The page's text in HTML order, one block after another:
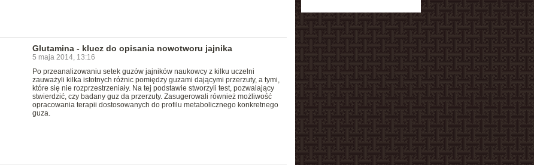
Glutamina - klucz do opisania nowotworu jajnika
5 maja 2014, 13:16
Po przeanalizowaniu setek guzów jajników naukowcy z kilku uczelni
zauważyli kilka istotnych różnic pomiędzy guzami dającymi przerzuty, a tymi,
które się nie rozprzestrzeniały. Na tej podstawie stworzyli test, pozwalający
stwierdzić, czy badany guz da przerzuty. Zasugerowali również możliwość
opracowania terapii dostosowanych do profilu metabolicznego konkretnego
guza.